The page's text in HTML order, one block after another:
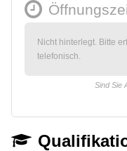
Nicht hinterlegt. Bitte
telefonisch.
Sind Sie